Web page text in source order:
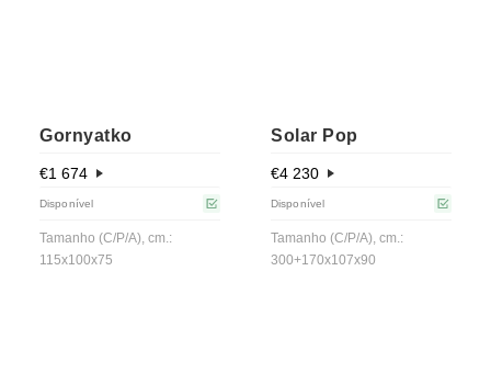
Gornyatko
€1 674
Disponível
Tamanho (C/P/A), cm.:
115x100x75
Solar Pop
€4 230
Disponível
Tamanho (C/P/A), cm.:
300+170x107x90